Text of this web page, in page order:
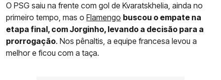
O PSG saiu na frente com gol de Kvaratskhelia, ainda no
primeiro tempo, mas o Flamengo buscou o empate na
etapa final, com Jorginho, levando a decisão para a
prorrogação. Nos pênaltis, a equipe francesa levou a
melhor e ficou com a taça.